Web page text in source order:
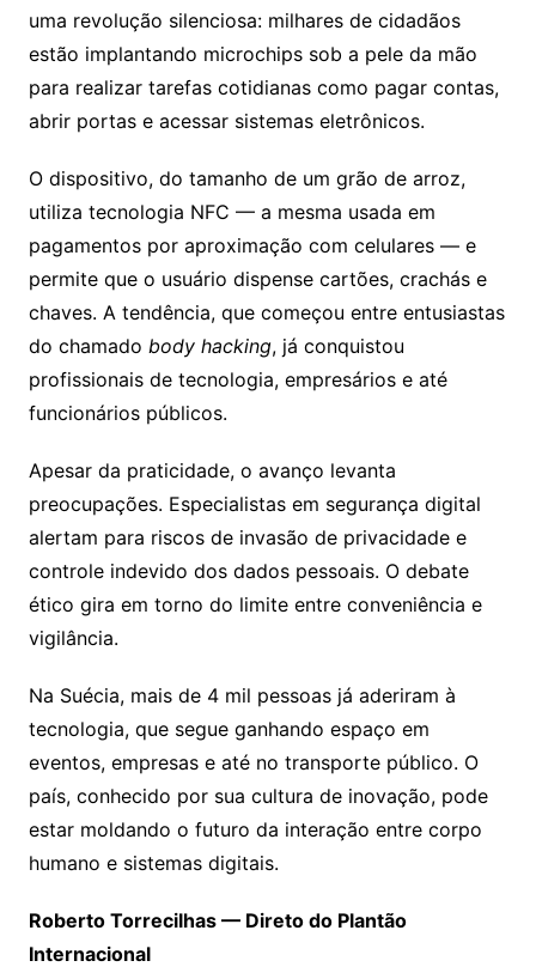
uma revolução silenciosa: milhares de cidadãos
estão implantando microchips sob a pele da mão
para realizar tarefas cotidianas como pagar contas,
abrir portas e acessar sistemas eletrônicos.
O dispositivo, do tamanho de um grão de arroz,
utiliza tecnologia NFC — a mesma usada em
pagamentos por aproximação com celulares — e
permite que o usuário dispense cartões, crachás e
chaves. A tendência, que começou entre entusiastas
do chamado body hacking, já conquistou
profissionais de tecnologia, empresários e até
funcionários públicos.
Apesar da praticidade, o avanço levanta
preocupações. Especialistas em segurança digital
alertam para riscos de invasão de privacidade e
controle indevido dos dados pessoais. O debate
ético gira em torno do limite entre conveniência e
vigilância.
Na Suécia, mais de 4 mil pessoas já aderiram à
tecnologia, que segue ganhando espaço em
eventos, empresas e até no transporte público. O
país, conhecido por sua cultura de inovação, pode
estar moldando o futuro da interação entre corpo
humano e sistemas digitais.
Roberto Torrecilhas — Direto do Plantão
Internacional